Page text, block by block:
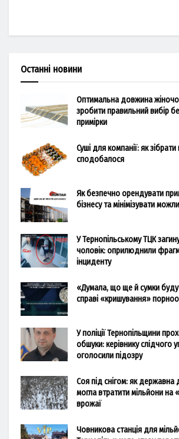
Останні новини
Оптимальна довжина
зробити правильний вибір
примірки
Суші для компанії: як
сподобалося
Як безпечно орендувати
бізнесу та мінімізувати
У Тернопільському ТЦК
чоловік: оприлюднили
інциденту
«Думала, що ще й сумки
справі «кришування»
У поліції Тернопільщини
обшуки: керівнику слідчого
оголосили підозру
Соя під снігом: як державна
могла втратити мільйони на
врожаї
Човникова станція для